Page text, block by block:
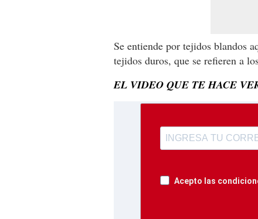
Se entiende por tejidos blandos
tejidos duros, que se refieren a
EL VIDEO QUE TE HACE
Acepto las